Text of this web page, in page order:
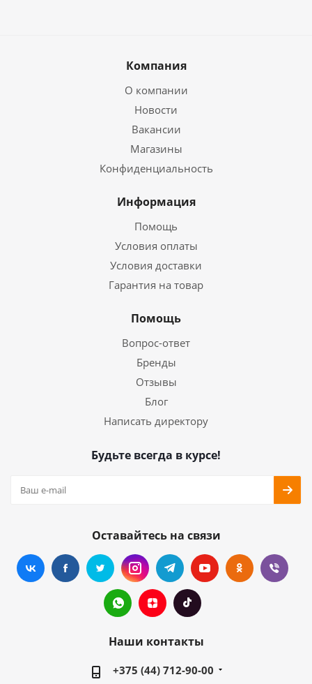
Компания
О компании
Новости
Вакансии
Магазины
Конфиденциальность
Информация
Помощь
Условия оплаты
Условия доставки
Гарантия на товар
Помощь
Вопрос-ответ
Бренды
Отзывы
Блог
Написать директору
Будьте всегда в курсе!
Оставайтесь на связи
Наши контакты
+375 (44) 712-90-00